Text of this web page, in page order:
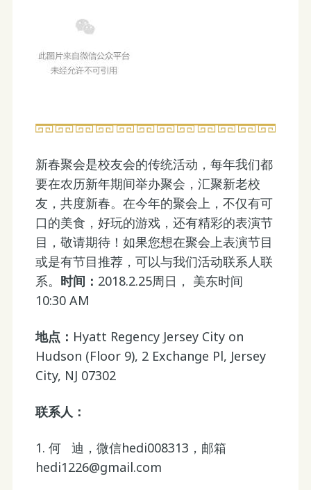
新春聚会是校友会的传统活动，每年我们都
要在农历新年期间举办聚会，汇聚新老校
友，共度新春。在今年的聚会上，不仅有可
口的美食，好玩的游戏，还有精彩的表演节
目，敬请期待！如果您想在聚会上表演节目
或是有节目推荐，可以与我们活动联系人联
系。 时间： 2018.2.25周日， 美东时间
10:30 AM
地点： Hyatt Regency Jersey City on
Hudson (Floor 9), 2 Exchange Pl, Jersey
City, NJ 07302
联系人：
1. 何 迪，微信hedi008313，邮箱
hedi1226@gmail.com